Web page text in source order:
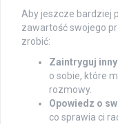
Aby jeszcze bardziej
zawartość swojego
zrobić:
Zaintryguj
o sobie, które
rozmowy.
Opowiedz o
co sprawia ci